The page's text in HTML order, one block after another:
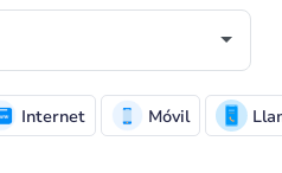
Internet Móvil